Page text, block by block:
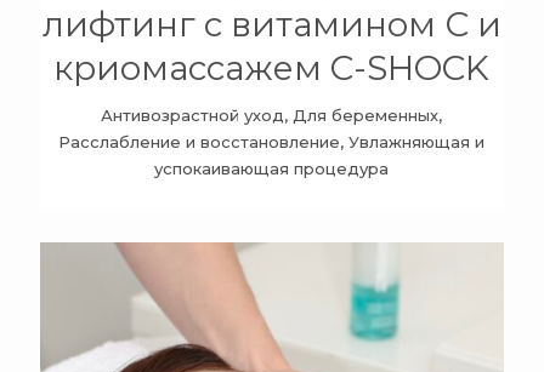
лифтинг с витамином С и
криомассажем C-SHOCK
Антивозрастной уход, Для беременных,
Расслабление и восстановление, Увлажняющая и
успокаивающая процедура